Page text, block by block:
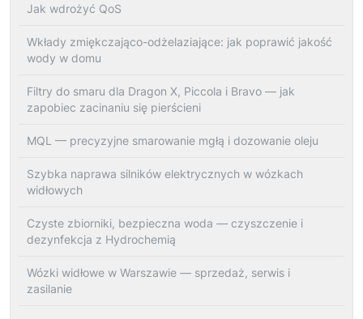
Jak wdrożyć QoS
Wkłady zmiękczająco-odżelaziające: jak poprawić jakość
wody w domu
Filtry do smaru dla Dragon X, Piccola i Bravo — jak
zapobiec zacinaniu się pierścieni
MQL — precyzyjne smarowanie mgłą i dozowanie oleju
Szybka naprawa silników elektrycznych w wózkach
widłowych
Czyste zbiorniki, bezpieczna woda — czyszczenie i
dezynfekcja z Hydrochemią
Wózki widłowe w Warszawie — sprzedaż, serwis i
zasilanie